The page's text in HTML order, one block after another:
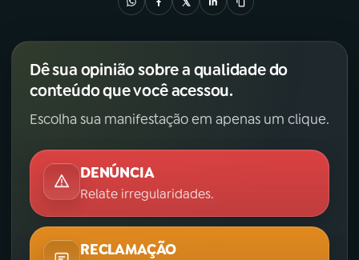
Dê sua opinião sobre a qualidade do
conteúdo que você acessou.
Escolha sua manifestação em apenas um clique.
DENÚNCIA
Relate irregularidades.
RECLAMAÇÃO